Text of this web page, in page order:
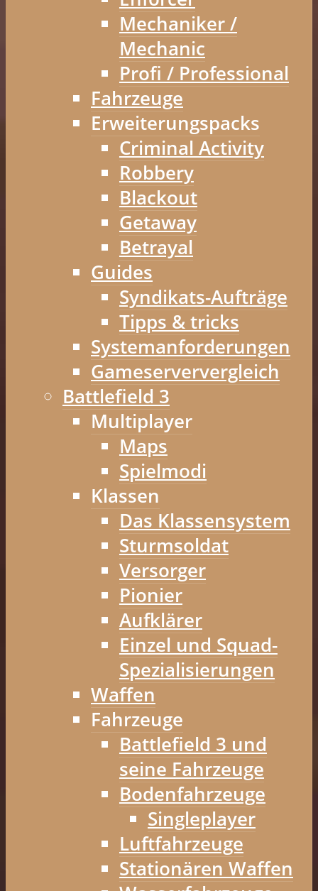
Mechaniker /
Mechanic
Profi / Professional
Fahrzeuge
Erweiterungspacks
Criminal Activity
Robbery
Blackout
Getaway
Betrayal
Guides
Syndikats-Aufträge
Tipps & tricks
Systemanforderungen
Gameserververgleich
Battlefield 3
Multiplayer
Maps
Spielmodi
Klassen
Das Klassensystem
Sturmsoldat
Versorger
Pionier
Aufklärer
Einzel und Squad-
Spezialisierungen
Waffen
Fahrzeuge
Battlefield 3 und
seine Fahrzeuge
Bodenfahrzeuge
Singleplayer
Luftfahrzeuge
Stationären Waffen